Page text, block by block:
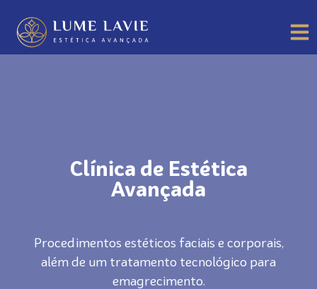
Clínica de Estética
Avançada
Procedimentos estéticos faciais e corporais,
além de um tratamento tecnológico para
emagrecimento.